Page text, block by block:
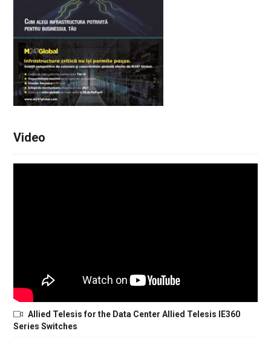
Video
Allied Telesis for the Data Center Allied Telesis IE360
Series Switches